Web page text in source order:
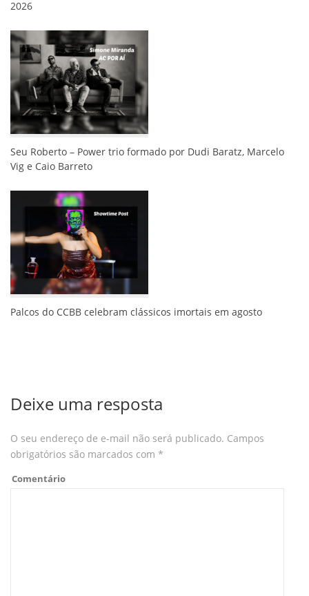
2026
Seu Roberto – Power trio formado por Dudi Baratz, Marcelo
Vig e Caio Barreto
Palcos do CCBB celebram clássicos imortais em agosto
Deixe uma resposta
O seu endereço de e-mail não será publicado. Campos
obrigatórios são marcados com *
Comentário